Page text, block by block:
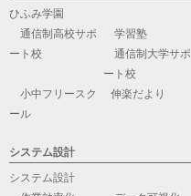
ひふみ学園
通信制高校サポ
ート校
学習塾
通信制大学サポ
ート校
小中フリースク
ール
伸楽だより
システム設計
システム設計